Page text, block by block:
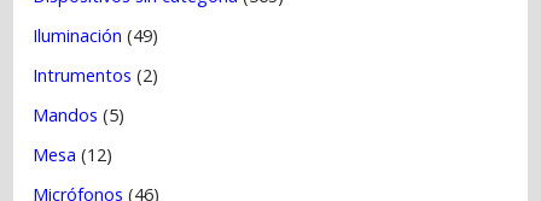
Iluminación (49)
Intrumentos (2)
Mandos (5)
Mesa (12)
Micrófonos (46)